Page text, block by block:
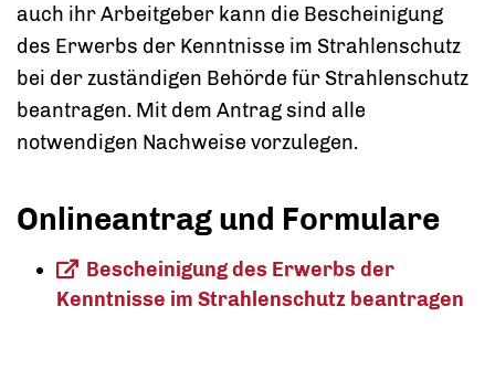
auch ihr Arbeitgeber kann die Bescheinigung
des Erwerbs der Kenntnisse im Strahlenschutz
bei der zuständigen Behörde für Strahlenschutz
beantragen. Mit dem Antrag sind alle
notwendigen Nachweise vorzulegen.
Onlineantrag und Formulare
Bescheinigung des Erwerbs der
Kenntnisse im Strahlenschutz beantragen